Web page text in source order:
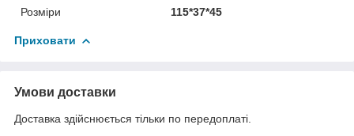
Розміри
115*37*45
Приховати
Умови доставки
Доставка здійснюється тільки по передоплаті.